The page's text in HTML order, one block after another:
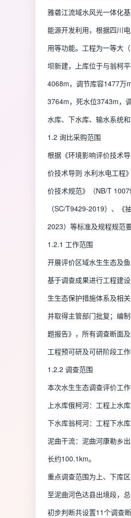
雅砻江流域水风光一体化
能源开发利用，根据四川
用等功能。工程为一等大
坝新建，上库位于与翁柯
4068m，调节库容1477万
3764m，死水位3743m，
水库、下水库、输水系统
1.2 询比采购范围
根据《环境影响评价技术
价技术导则 水利水电工程
价技术规范》（NB/T
（SC/T9429-2019）、《
2023）等标准及规程规范
1.2.1 工作范围
开展评价区域水生生态及
基于调查成果进行工程建
生生态保护措施体系及相
并取得主管部门批复；编
题报告》，所有调查断面
工程预可研及可研阶段工
1.2.2 调查范围
本次水生生态调查评价工作
上水库俄柯河：工程上水
下水库翁柯河：工程下水
泥曲干流：泥曲河康勒乡
长约100.1km。
重点调查范围为上、下库
至泥曲河色达县出境段，总
初步判断共设置11个调查